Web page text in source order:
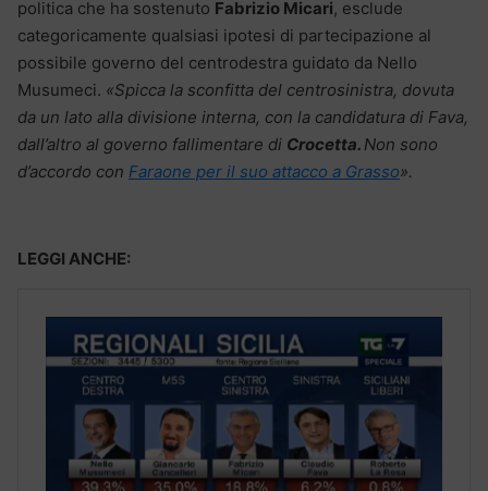
politica che ha sostenuto Fabrizio Micari, esclude
categoricamente qualsiasi ipotesi di partecipazione al
possibile governo del centrodestra guidato da Nello
Musumeci. «Spicca la sconfitta del centrosinistra, dovuta
da un lato alla divisione interna, con la candidatura di Fava,
dall’altro al governo fallimentare di Crocetta. Non sono
d’accordo con Faraone per il suo attacco a Grasso».
LEGGI ANCHE: